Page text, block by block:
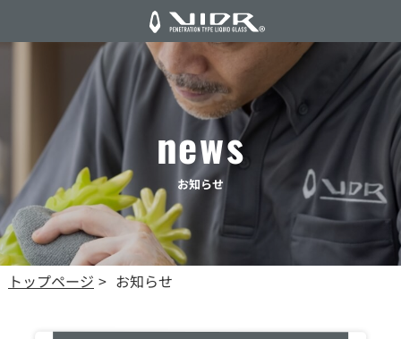
news
お知らせ
トップページ > お知らせ